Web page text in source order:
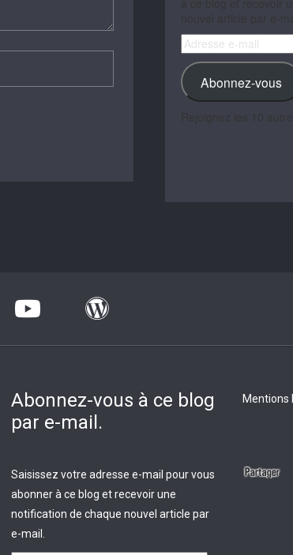
Adresse
e-
mail
Abonnez-vous
Abonnez-vous à ce blog
par e-mail.
Saisissez votre adresse e-mail pour vous
abonner à ce blog et recevoir une
notification de chaque nouvel article par
e-mail.
Mentions